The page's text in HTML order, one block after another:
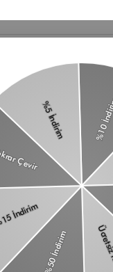
ve favori
ve kişisel verilerimin